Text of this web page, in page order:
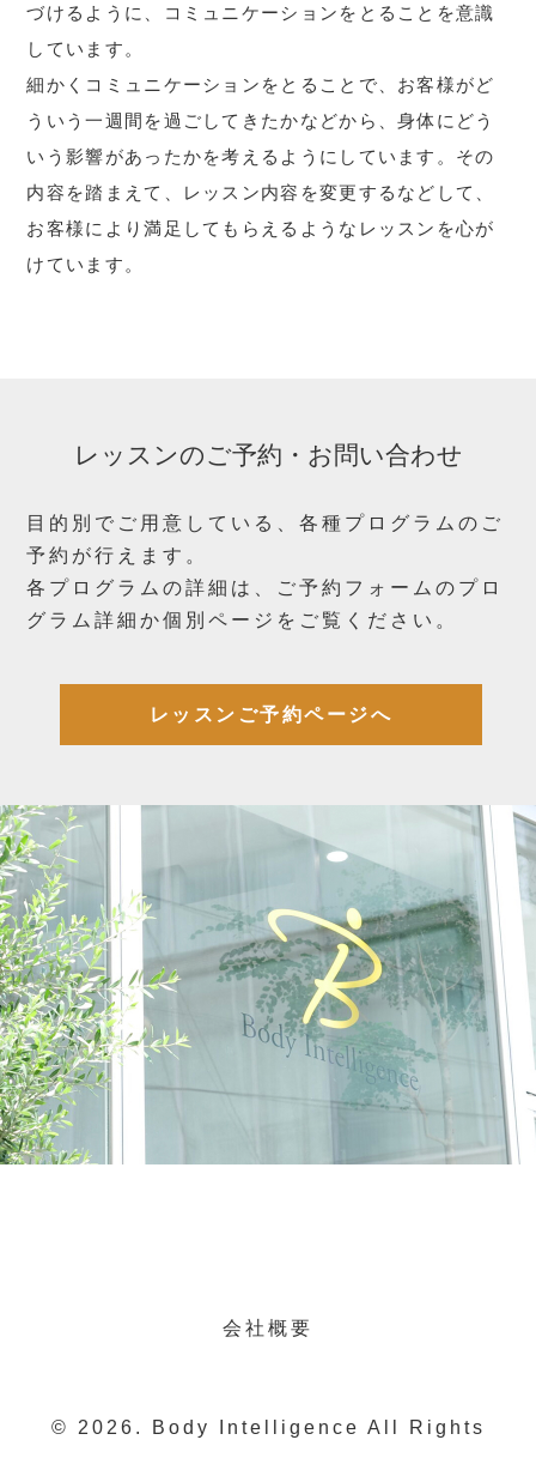
づけるように、コミュニケーションをとることを意識
しています。
細かくコミュニケーションをとることで、お客様がど
ういう一週間を過ごしてきたかなどから、身体にどう
いう影響があったかを考えるようにしています。その
内容を踏まえて、レッスン内容を変更するなどして、
お客様により満足してもらえるようなレッスンを心が
けています。
レッスンのご予約・お問い合わせ
目的別でご用意している、各種プログラムのご
予約が行えます。
各プログラムの詳細は、ご予約フォームのプロ
グラム詳細か個別ページをご覧ください。
レッスンご予約ページへ
会社概要
© 2026. Body Intelligence All Rights